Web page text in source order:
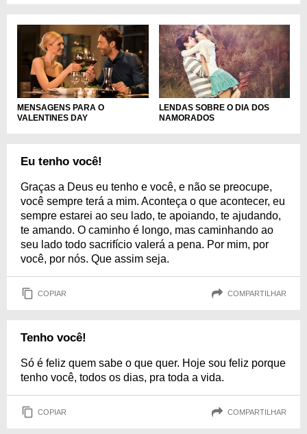
MENSAGENS PARA O
VALENTINES DAY
LENDAS SOBRE O DIA DOS
NAMORADOS
Eu tenho você!
Graças a Deus eu tenho e você, e não se preocupe,
você sempre terá a mim. Aconteça o que acontecer, eu
sempre estarei ao seu lado, te apoiando, te ajudando,
te amando. O caminho é longo, mas caminhando ao
seu lado todo sacrifício valerá a pena. Por mim, por
você, por nós. Que assim seja.
COPIAR COMPARTILHAR
Tenho você!
Só é feliz quem sabe o que quer. Hoje sou feliz porque
tenho você, todos os dias, pra toda a vida.
COPIAR COMPARTILHAR